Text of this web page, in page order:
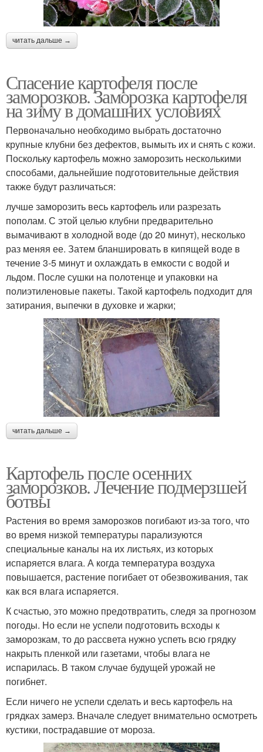
читать дальше →
Спасение картофеля после
заморозков. Заморозка картофеля
на зиму в домашних условиях
Первоначально необходимо выбрать достаточно
крупные клубни без дефектов, вымыть их и снять с кожи.
Поскольку картофель можно заморозить несколькими
способами, дальнейшие подготовительные действия
также будут различаться:
лучше заморозить весь картофель или разрезать
пополам. С этой целью клубни предварительно
вымачивают в холодной воде (до 20 минут), несколько
раз меняя ее. Затем бланшировать в кипящей воде в
течение 3-5 минут и охлаждать в емкости с водой и
льдом. После сушки на полотенце и упаковки на
полиэтиленовые пакеты. Такой картофель подходит для
затирания, выпечки в духовке и жарки;
читать дальше →
Картофель после осенних
заморозков. Лечение подмерзшей
ботвы
Растения во время заморозков погибают из-за того, что
во время низкой температуры парализуются
специальные каналы на их листьях, из которых
испаряется влага. А когда температура воздуха
повышается, растение погибает от обезвоживания, так
как вся влага испаряется.
К счастью, это можно предотвратить, следя за прогнозом
погоды. Но если не успели подготовить всходы к
заморозкам, то до рассвета нужно успеть всю грядку
накрыть пленкой или газетами, чтобы влага не
испарилась. В таком случае будущей урожай не
погибнет.
Если ничего не успели сделать и весь картофель на
грядках замерз. Вначале следует внимательно осмотреть
кустики, пострадавшие от мороза.